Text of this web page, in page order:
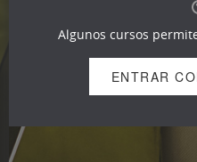
Algunos cursos